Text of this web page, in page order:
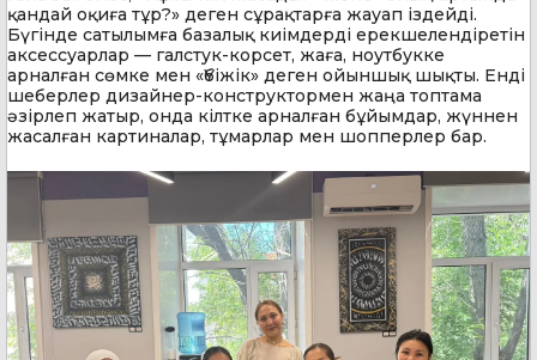
қандай оқиға тұр?» деген сұрақтарға жауап іздейді.
Бүгінде сатылымға базалық киімдерді ерекшелендіретін
аксессуарлар — галстук-корсет, жаға, ноутбукке
арналған сөмке мен «Үбіжік» деген ойыншық шықты. Енді
шеберлер дизайнер-конструктормен жаңа топтама
әзірлеп жатыр, онда кілтке арналған бұйымдар, жүннен
жасалған картиналар, тұмарлар мен шопперлер бар.